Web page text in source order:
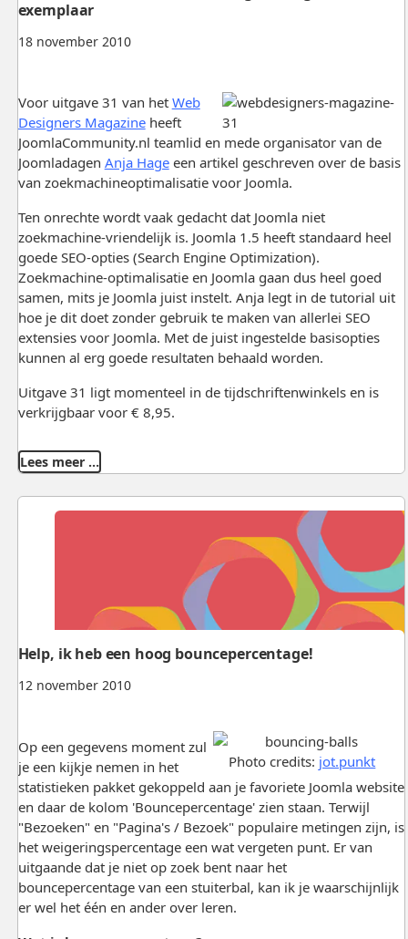
18 november 2010
exemplaar
Voor uitgave 31 van het Web
Designers Magazineheeft
JoomlaCommunity.nl teamlid en mede organisator van de
Joomladagen Anja Hageeen artikel geschreven over de basis
van zoekmachineoptimalisatie voor Joomla.
Ten onrechte wordt vaak gedacht dat Joomla niet
zoekmachine-vriendelijk is. Joomla 1.5 heeft standaard heel
goede SEO-opties (Search Engine Optimization).
Zoekmachine-optimalisatie en Joomla gaan dus heel goed
samen, mits je Joomla juist instelt. Anja legt in de tutorial uit
hoe je dit doet zonder gebruik te maken van allerlei SEO
extensies voor Joomla. Met de juist ingestelde basisopties
kunnen al erg goede resultaten behaald worden.
Uitgave 31 ligt momenteel in de tijdschriftenwinkels en is
verkrijgbaar voor € 8,95.
Lees meer …
12 november 2010
Help, ik heb een hoog bouncepercentage!
Photo credits: jot.punkt
Op een gegevens moment zul
je een kijkje nemen in het
statistieken pakket gekoppeld aan je favoriete Joomla website
en daar de kolom 'Bouncepercentage' zien staan. Terwijl
"Bezoeken" en "Pagina's / Bezoek" populaire metingen zijn, is
het weigeringspercentage een wat vergeten punt. Er van
uitgaande dat je niet op zoek bent naar het
bouncepercentage van een stuiterbal, kan ik je waarschijnlijk
er wel het één en ander over leren.